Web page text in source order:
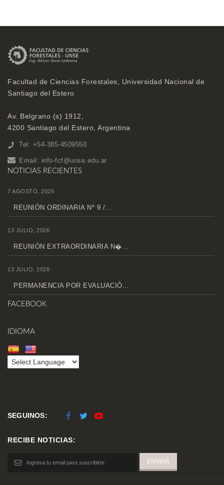
Facultad de Ciencias Forestales, Universidad Nacional de
Santiago del Estero
Av. Belgrano (s) 1912,
4200 Santiago del Estero, Argentina
Tel: +54-385-4509550
Email: info-fcf@unse.edu.ar
NOTICIAS RECIENTES
7 AGOSTO, 2026
REUNIÓN ORDINARIA Nº 9 /...
13 JULIO, 2026
REUNIÓN EXTRAORDINARIA N�...
13 JULIO, 2026
PERMANENCIA POR EVALUACIÓ...
FACEBOOK
IDIOMA
SEGUINOS:
RECIBE NOTICIAS: